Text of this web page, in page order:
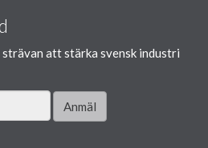
att stärka svensk industri
Anmäl